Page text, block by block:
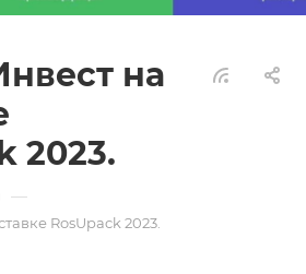
на
2023.
—
RosUpack 2023.